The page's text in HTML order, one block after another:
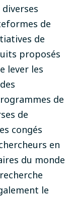
de
de
proposés
lever les
de
de
congés
en
du monde
le